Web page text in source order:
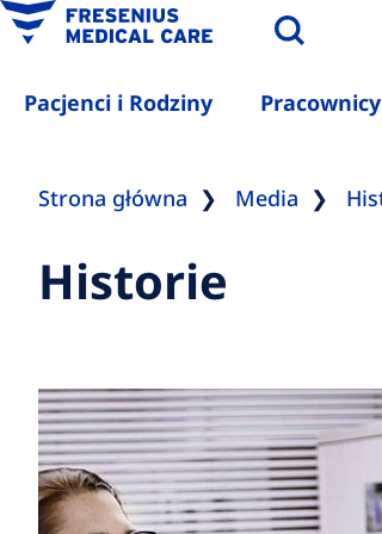
Pacjenci i Rodziny
Strona główna Media
Historie